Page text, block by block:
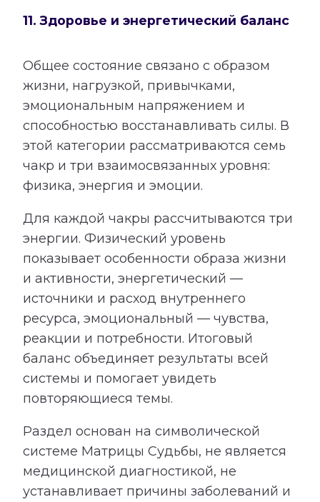
11. Здоровье и энергетический баланс
Общее состояние связано с образом
жизни, нагрузкой, привычками,
эмоциональным напряжением и
способностью восстанавливать силы. В
этой категории рассматриваются семь
чакр и три взаимосвязанных уровня:
физика, энергия и эмоции.
Для каждой чакры рассчитываются три
энергии. Физический уровень
показывает особенности образа жизни
и активности, энергетический —
источники и расход внутреннего
ресурса, эмоциональный — чувства,
реакции и потребности. Итоговый
баланс объединяет результаты всей
системы и помогает увидеть
повторяющиеся темы.
Раздел основан на символической
системе Матрицы Судьбы, не является
медицинской диагностикой, не
устанавливает причины заболеваний и